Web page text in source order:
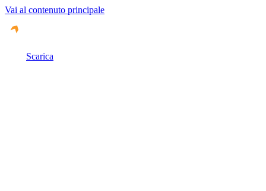
Vai al contenuto principale
Scarica